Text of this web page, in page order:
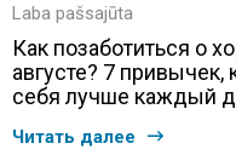
Laba pašsajūta
Как позаботиться о
августе? 7 привычек,
себя лучше каждый
Читать далее